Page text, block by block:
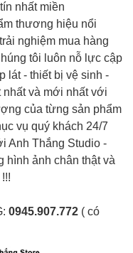
nhất miền
thương hiệu nổi
nghiệm mua hàng
tôi luôn nỗ lực cập
lát - thiết bị vệ sinh -
nhất và mới nhất với
của từng sản phẩm
vụ quý khách 24/7
Anh Thắng Studio -
hình ảnh chân thật và
: 0945.907.772 ( có